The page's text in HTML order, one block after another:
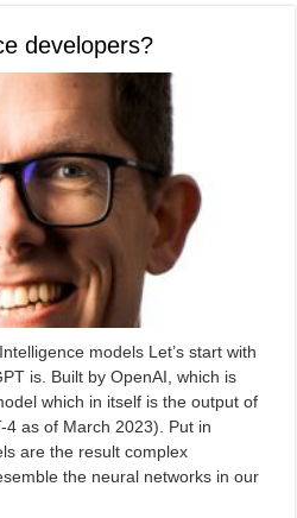
developers?
models Let’s start with
is. Built by OpenAI, which is
which in itself is the output of
4 as of March 2023). Put in
are the result complex
the neural networks in our